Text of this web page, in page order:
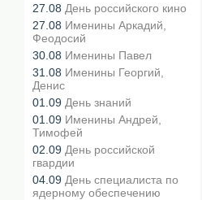
27.08 День российского кино
27.08 Именины Аркадий,
Феодосий
30.08 Именины Павел
31.08 Именины Георгий,
Денис
01.09 День знаний
01.09 Именины Андрей,
Тимофей
02.09 День российской
гвардии
04.09 День специалиста по
ядерному обеспечению